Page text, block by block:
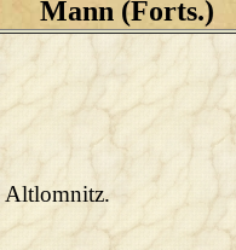
Mann (Forts.)